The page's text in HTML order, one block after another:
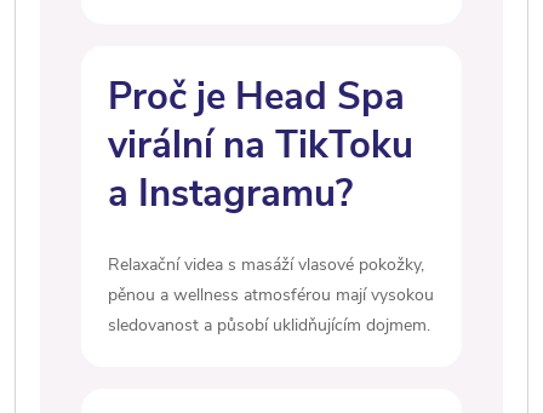
Proč je Head Spa
virální na TikToku
a Instagramu?
Relaxační videa s masáží vlasové pokožky,
pěnou a wellness atmosférou mají vysokou
sledovanost a působí uklidňujícím dojmem.